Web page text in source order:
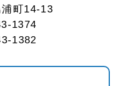
町14-13
1374
1382